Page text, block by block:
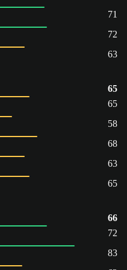
71
72
63
65
65
58
68
63
65
66
72
83